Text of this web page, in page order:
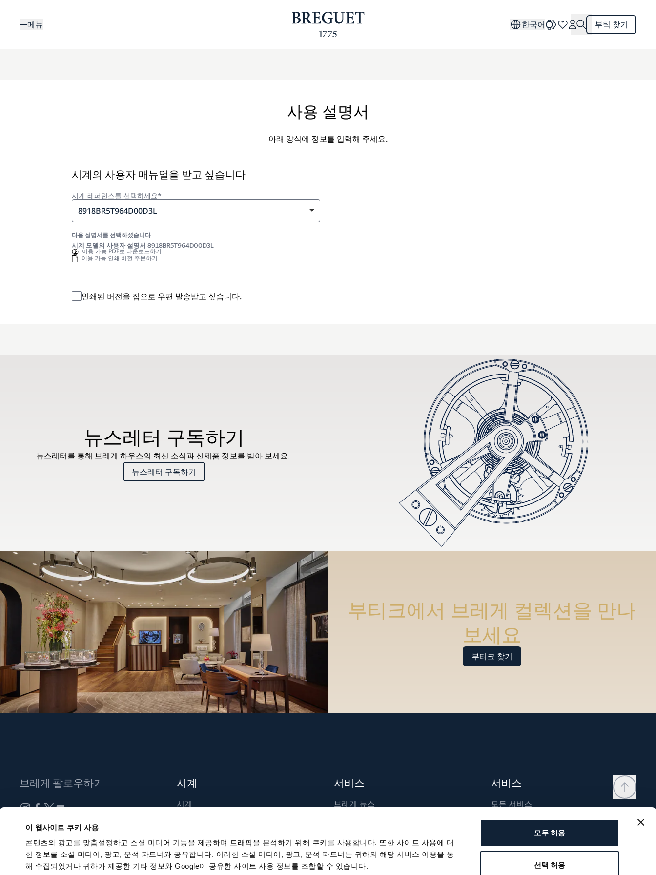
이 웹사이트 쿠키 사용
콘텐츠와 광고를 맞춤설정하고 소셜 미디어 기능을 제공하며 트래픽을 분석하기 위해 쿠키를 사용합니다. 또한 사이트 사용에 대
한 정보를 소셜 미디어, 광고, 분석 파트너와 공유합니다. 이러한 소셜 미디어, 광고, 분석 파트너는 귀하의 해당 서비스 이용을 통
해 수집되었거나 귀하가 제공한 기타 정보와 Google이 공유한 사이트 사용 정보를 조합할 수 있습니다.
모두 허용
선택 허용
메뉴 한국어 부틱 찾기
사용 설명서
아래 양식에 정보를 입력해 주세요.
시계의 사용자 매뉴얼을 받고 싶습니다
시계 레퍼런스를 선택하세요*
8918BR5T964D00D3L
다음 설명서를 선택하셨습니다
시계 모델의 사용자 설명서 8918BR5T964D00D3L
이용 가능 PDF로 다운로드하기
이용 가능 인쇄 버전 주문하기
인쇄된 버전을 집으로 우편 발송받고 싶습니다.
뉴스레터 구독하기
뉴스레터를 통해 브레게 하우스의 최신 소식과 신제품 정보를 받아 보세요.
뉴스레터 구독하기
부티크에서 브레게 컬렉션을 만나
보세요
부티크 찾기
브레게 팔로우하기
뉴스레터 구독하기
시계
시계
부티크 찾기
서비스
브레게 뉴스
출판물
지속 가능성
채용
서비스
모든 서비스
연락처
위시리스트
사용자 매뉴얼